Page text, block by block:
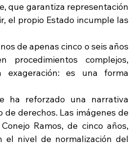
que garantiza representación
el propio Estado incumple las
de apenas cinco o seis años
complejos,
es una forma
ha reforzado una narrativa
derechos. Las imágenes de
Ramos, de cinco años,
nivel de normalización del